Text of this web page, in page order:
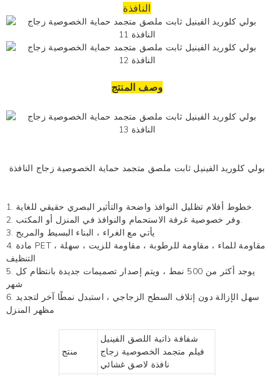
النافذة
وصف المنتج
بولي كلوريد الفينيل ثابت ملصق متجمد حماية الخصوصية زجاج النافذة
1. خطوط أفلام تظليل النوافذ واضحة والتأثير البصري حقيقي للغاية.
2. وفر خصوصية غرفة الاستحمام والنوافذ في المنزل أو المكتب.
3. يأتي مع الغراء ، البناء البسيط والمريح
4. مادة PET ، مقاومة للماء ، مقاومة للرطوبة ، مقاومة للزيت ، سهلة
التنظيف
5. يوجد أكثر من 500 نمط ، ويتم إصدار تصميمات جديدة بانتظام كل
شهر
6. سهل الإزالة دون إتلاف السطح الزجاجي ، استبدل نمطًا آخر لتجديد
مظهر المنزل
منتج
شفافة ذاتية اللصق الفينيل
فيلم متجمد الخصوصية زجاج
نافذة لاصق غشائي